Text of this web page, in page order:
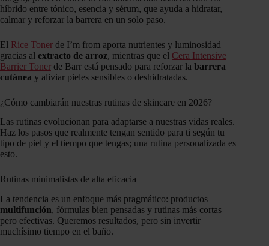
híbrido entre tónico, esencia y sérum, que ayuda a hidratar,
calmar y reforzar la barrera en un solo paso.
El Rice Toner de I’m from aporta nutrientes y luminosidad
gracias al extracto de arroz, mientras que el Cera Intensive
Barrier Toner de Barr está pensado para reforzar la barrera
cutánea y aliviar pieles sensibles o deshidratadas.
¿Cómo cambiarán nuestras rutinas de skincare en 2026?
Las rutinas evolucionan para adaptarse a nuestras vidas reales.
Haz los pasos que realmente tengan sentido para ti según tu
tipo de piel y el tiempo que tengas; una rutina personalizada es
esto.
Rutinas minimalistas de alta eficacia
La tendencia es un enfoque más pragmático: productos
multifunción, fórmulas bien pensadas y rutinas más cortas
pero efectivas. Queremos resultados, pero sin invertir
muchísimo tiempo en el baño.